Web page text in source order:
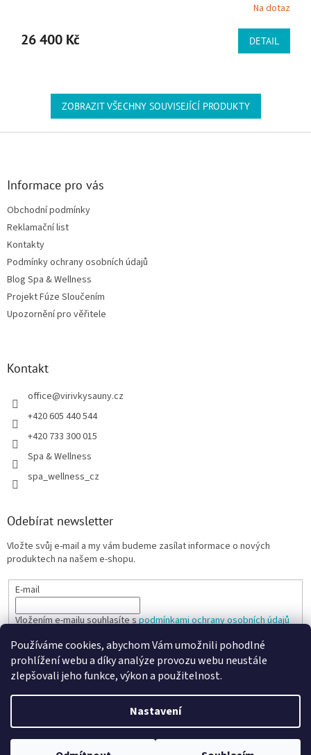
Používáme cookies, abychom Vám umožnili pohodlné
prohlížení webu a díky analýze provozu webu neustále
zlepšovali jeho funkce, výkon a použitelnost.
Nastavení
Na dotaz
26 400 Kč DETAIL
ZOBRAZIT VŠECHNY SOUVISEJÍCÍ PRODUKTY
Informace pro vás
Obchodní podmínky
Reklamační list
Kontakty
Podmínky ochrany osobních údajů
Blog Spa & Wellness
Projekt Fúze Sloučením
Upozornění pro věřitele
Kontakt
office@virivkysauny.cz
+420 605 440 544
+420 733 300 015
Spa & Wellness
spa_wellness_cz
Odebírat newsletter
Vložte svůj e-mail a my vám budeme zasílat informace o nových
produktech na našem e-shopu.
E-mail
Vložením e-mailu souhlasíte spodmínkami ochrany osobních údajů
PŘIHLÁSIT SE
Vytvořil Shoptet